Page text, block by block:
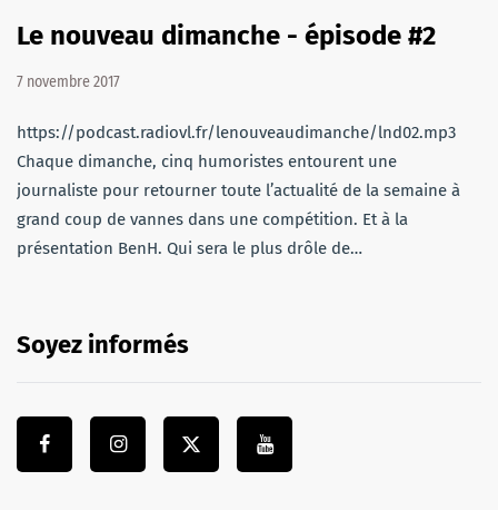
Le nouveau dimanche - épisode #2
7 novembre 2017
https://podcast.radiovl.fr/lenouveaudimanche/lnd02.mp3
Chaque dimanche, cinq humoristes entourent une
journaliste pour retourner toute l’actualité de la semaine à
grand coup de vannes dans une compétition. Et à la
présentation BenH. Qui sera le plus drôle de…
Soyez informés